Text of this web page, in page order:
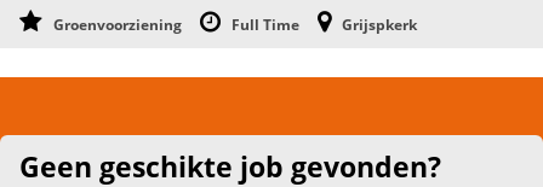
Groenvoorziening Full Time Grijspkerk
Geen geschikte job gevonden?